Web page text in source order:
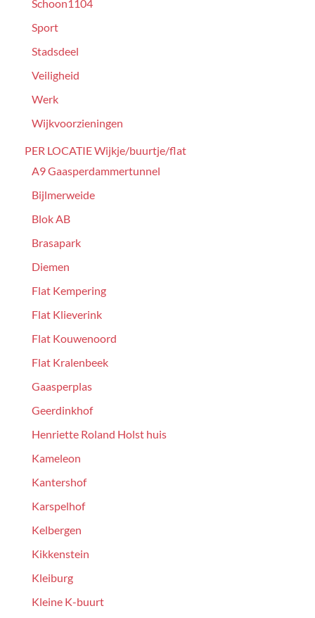
Schoon1104
Sport
Stadsdeel
Veiligheid
Werk
Wijkvoorzieningen
PER LOCATIE Wijkje/buurtje/flat
A9 Gaasperdammertunnel
Bijlmerweide
Blok AB
Brasapark
Diemen
Flat Kempering
Flat Klieverink
Flat Kouwenoord
Flat Kralenbeek
Gaasperplas
Geerdinkhof
Henriette Roland Holst huis
Kameleon
Kantershof
Karspelhof
Kelbergen
Kikkenstein
Kleiburg
Kleine K-buurt